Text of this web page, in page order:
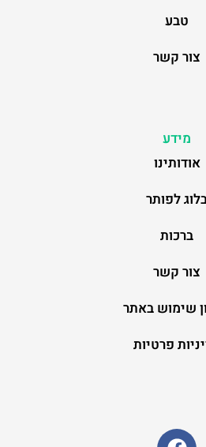
טבע
צור קשר
מידע
אודותינו
לפותר
ברכות
צור קשר
שימוש באתר
פרטיות